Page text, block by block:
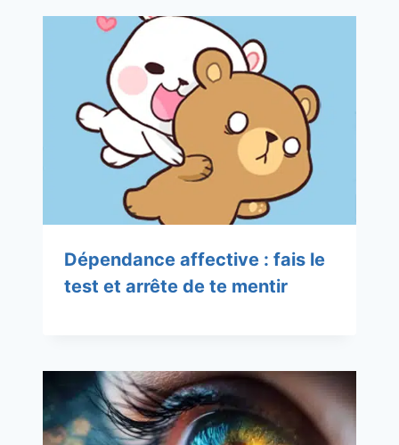
Dépendance affective : fais le
test et arrête de te mentir